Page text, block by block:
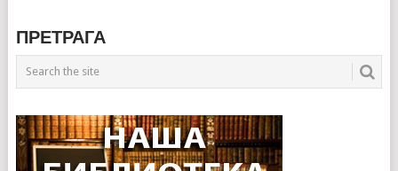
ПРЕТРАГА